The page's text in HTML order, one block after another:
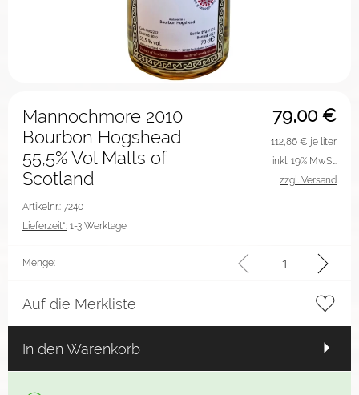
79,00 €
Mannochmore 2010
Bourbon Hogshead
55,5% Vol Malts of
Scotland
Artikelnr.: 7240
Lieferzeit*: 1-3 Werktage
112,86 € je liter
inkl. 19% MwSt.
zzgl. Versand
Menge:
Auf die Merkliste
In den Warenkorb